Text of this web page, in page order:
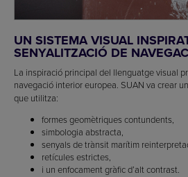
UN SISTEMA VISUAL
SENYALITZACIÓ DE
La inspiració principal del llenguatge visual
navegació interior europea. SUAN va crear un
que utilitza:
formes geomètriques contundents,
simbologia abstracta,
senyals de trànsit marítim
retícules estrictes,
i un enfocament gràfic d’alt contrast.